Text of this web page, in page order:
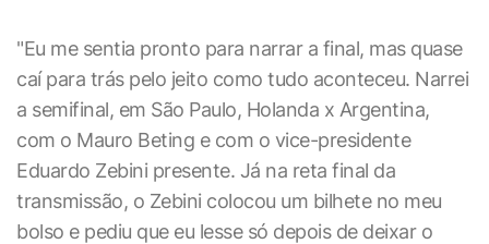
"Eu me sentia pronto para narrar a final, mas quase
caí para trás pelo jeito como tudo aconteceu. Narrei
a semifinal, em São Paulo, Holanda x Argentina,
com o Mauro Beting e com o vice-presidente
Eduardo Zebini presente. Já na reta final da
transmissão, o Zebini colocou um bilhete no meu
bolso e pediu que eu lesse só depois de deixar o